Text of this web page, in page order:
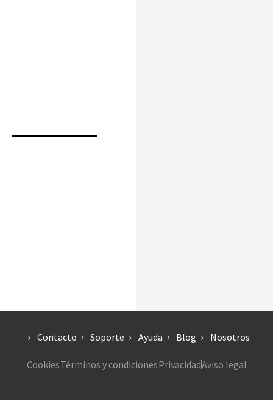
Contacto Soporte Ayuda Blog Nosotros
CookiesTérminos y condicionesPrivacidadAviso legal